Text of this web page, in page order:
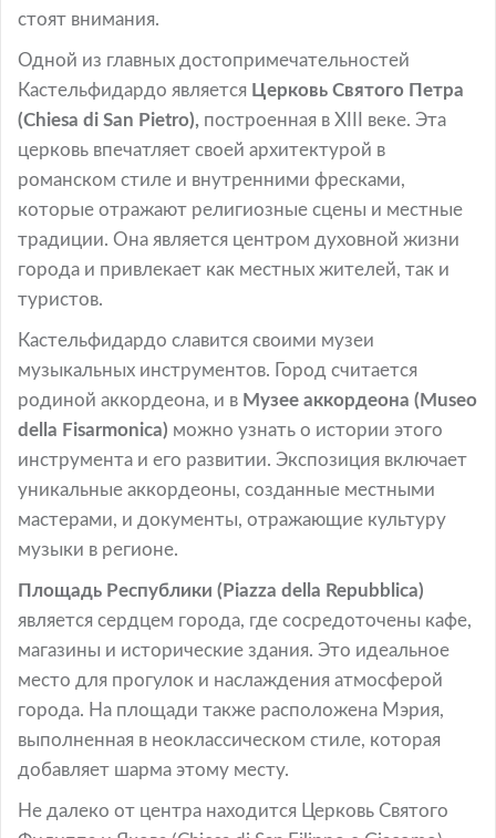
стоят внимания.
Одной из главных достопримечательностей
Кастельфидардо является Церковь Святого Петра
(Chiesa di San Pietro), построенная в XIII веке. Эта
церковь впечатляет своей архитектурой в
романском стиле и внутренними фресками,
которые отражают религиозные сцены и местные
традиции. Она является центром духовной жизни
города и привлекает как местных жителей, так и
туристов.
Кастельфидардо славится своими музеи
музыкальных инструментов. Город считается
родиной аккордеона, и в Музее аккордеона (Museo
della Fisarmonica) можно узнать о истории этого
инструмента и его развитии. Экспозиция включает
уникальные аккордеоны, созданные местными
мастерами, и документы, отражающие культуру
музыки в регионе.
Площадь Республики (Piazza della Repubblica)
является сердцем города, где сосредоточены кафе,
магазины и исторические здания. Это идеальное
место для прогулок и наслаждения атмосферой
города. На площади также расположена Мэрия,
выполненная в неоклассическом стиле, которая
добавляет шарма этому месту.
Не далеко от центра находится Церковь Святого